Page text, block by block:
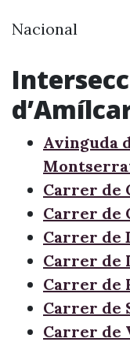
Nacional
Avinguda
Carrer de
Carrer de
Carrer de
Carrer de
Carrer de
Carrer de
Carrer de